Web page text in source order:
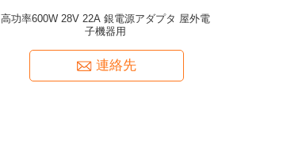
高功率600W 28V 22A 銀電源アダプタ 屋外電
子機器用
連絡先